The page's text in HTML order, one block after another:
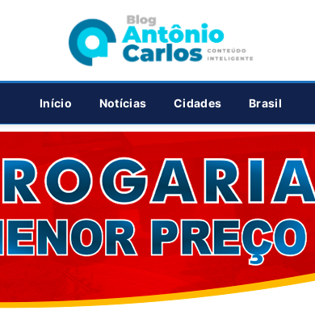
Início Notícias Cidades Brasil
PUBLICIDADE